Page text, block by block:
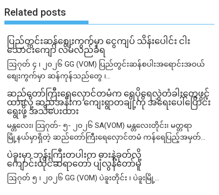
Related posts
ပြည်တွင်းဆန်စျေးကွက်မှာ ငွေကျပ် သိန်းပေါင်း ငါး​
သောင်းကျော် လိမ်လည်ခံရ
ဩဂုတ် ၄ ၊ ၂၀၂၆ GG (VOM) ပြည်တွင်းဆန်စပါးအရောင်းအဝယ်
စျေးကွက်မှာ ဆန်ကုန်သည်တွေ ၊...
ဆည်တော်ကြီးရေလှောင်တမံက ရေပိုရေလွှဲတံခါးတွေဖွင့်
ထားလို့ ဆည်အနီးက ကျေးရွာတချို့ကို အရေးပေါ်ပြောင်း
ရွေးဖို့ အသိပေးထား
မန္တလေး၊ သြဂုတ်- ၅- ၂၀၂၆ SA(VOM) မန္တလေးတိုင်း၊ မတ္တရာ
မြို့နယ်မှာရှိတဲ့ ဆည်တော်ကြီးရေလှောင်တမံ ကန်ရေပြည့်အမှတ်...
ပဲခူးမှာ ဘုန်းကြီးတပါးက ဓားနဲ့ခုတ်လို့
ကျောင်းထိုင်ဆရာတော် ပျံလွန်တော်မူ
ဩဂုတ် ၅ ၊ ၂၀၂၆ GG (VOM) ပဲခူးတိုင်း ၊ ပဲခူးမြို့...